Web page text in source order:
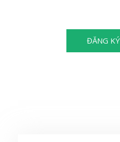
ĐĂNG